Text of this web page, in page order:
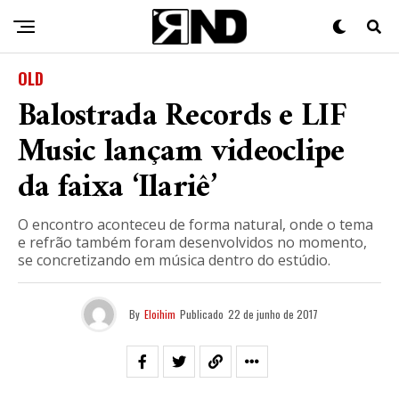
OLD
Balostrada Records e LIF
Music lançam videoclipe
da faixa ‘Ilariê’
O encontro aconteceu de forma natural, onde o tema
e refrão também foram desenvolvidos no momento,
se concretizando em música dentro do estúdio.
By Eloihim Publicado 22 de junho de 2017